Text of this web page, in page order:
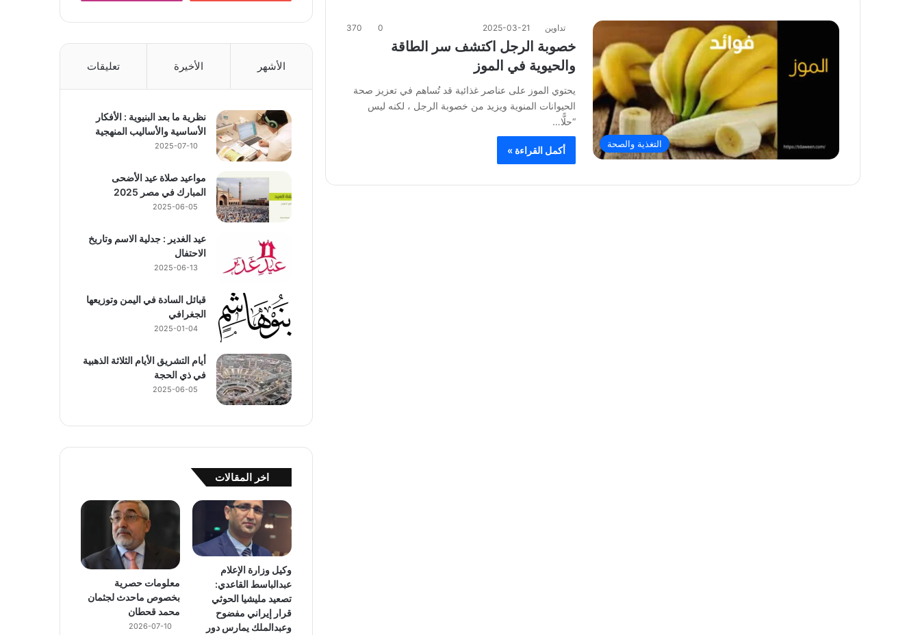
التغذية والصحة
تداوين 2025-03-21
0
370
خصوبة الرجل اكتشف سر الطاقة
والحيوية في الموز
يحتوي الموز على عناصر غذائية قد تُساهم في تعزيز صحة
الحيوانات المنوية ويزيد من خصوبة الرجل ، لكنه ليس
“حلًّا…
أكمل القراءة »
الأشهر الأخيرة تعليقات
نظرية ما بعد البنيوية : الأفكار
الأساسية والأساليب المنهجية
2025-07-10
مواعيد صلاة عيد الأضحى
المبارك في مصر 2025
2025-06-05
عيد الغدير : جدلية الاسم وتاريخ
الاحتفال
2025-06-13
قبائل السادة في اليمن وتوزيعها
الجغرافي
2025-01-04
أيام التشريق الأيام الثلاثة الذهبية
في ذي الحجة
2025-06-05
اخر المقالات
وكيل وزارة الإعلام
عبدالباسط القاعدي:
تصعيد مليشيا الحوثي
قرار إيراني مفضوح
وعبدالملك يمارس دور
معلومات حصرية
بخصوص ماحدث لجثمان
محمد قحطان
2026-07-10